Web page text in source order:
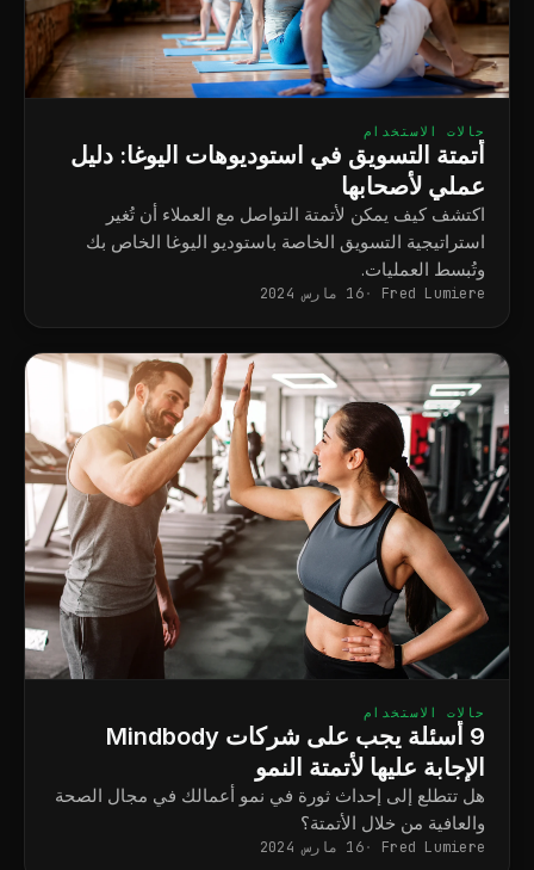
حالات الاستخدام
أتمتة التسويق في استوديوهات اليوغا: دليل
عملي لأصحابها
اكتشف كيف يمكن لأتمتة التواصل مع العملاء أن تُغير
استراتيجية التسويق الخاصة باستوديو اليوغا الخاص بك
وتُبسط العمليات.
Fred Lumiere 16 مارس 2024
حالات الاستخدام
9 أسئلة يجب على شركات Mindbody
الإجابة عليها لأتمتة النمو
هل تتطلع إلى إحداث ثورة في نمو أعمالك في مجال الصحة
والعافية من خلال الأتمتة؟
Fred Lumiere 16 مارس 2024